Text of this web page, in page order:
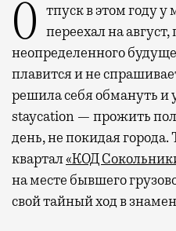
Отпуск в этом году у меня кочует: сначала переехал на август,
неопределенного
плавится и не
решила себя обмануть и
staycation — прожить
день, не покидая
квартал«КОД
на месте бывшего
свой тайный ход в